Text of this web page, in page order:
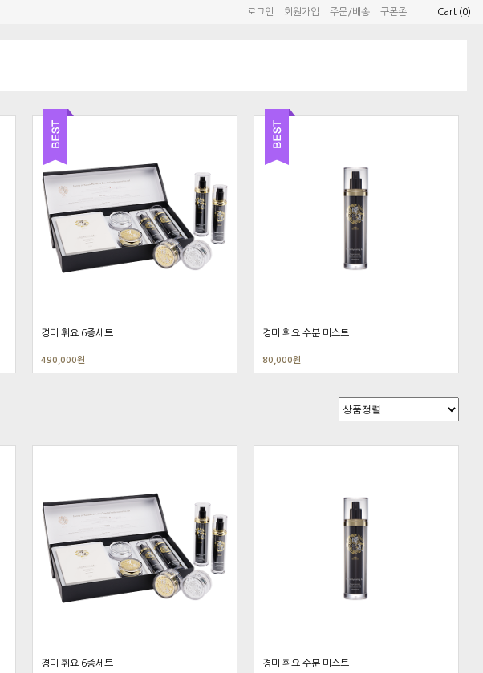
로그인 회원가입 주문/배송 쿠폰존 Cart (0)
경미 휘요 6종세트
490,000원
경미 휘요 수분 미스트
80,000원
경미 휘요 6종세트 경미 휘요 수분 미스트